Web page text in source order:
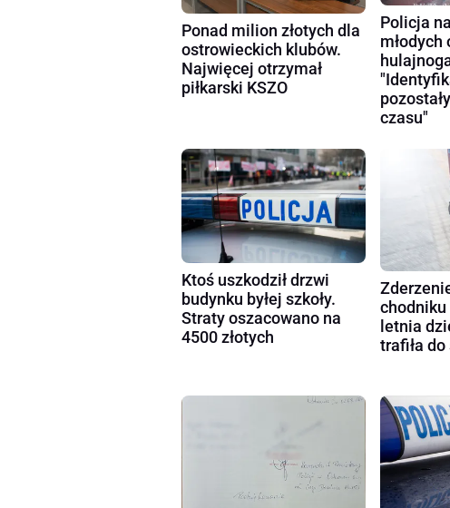
Ponad milion złotych dla
ostrowieckich klubów.
Najwięcej otrzymał
piłkarski KSZO
Policja
młodych
czasu"
Ktoś uszkodził drzwi
budynku byłej szkoły.
Straty oszacowano na
4500 złotych
chodniku
letnia
trafiła